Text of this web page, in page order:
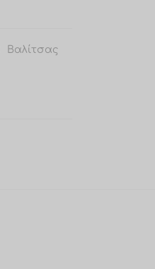
Βαλίτσας